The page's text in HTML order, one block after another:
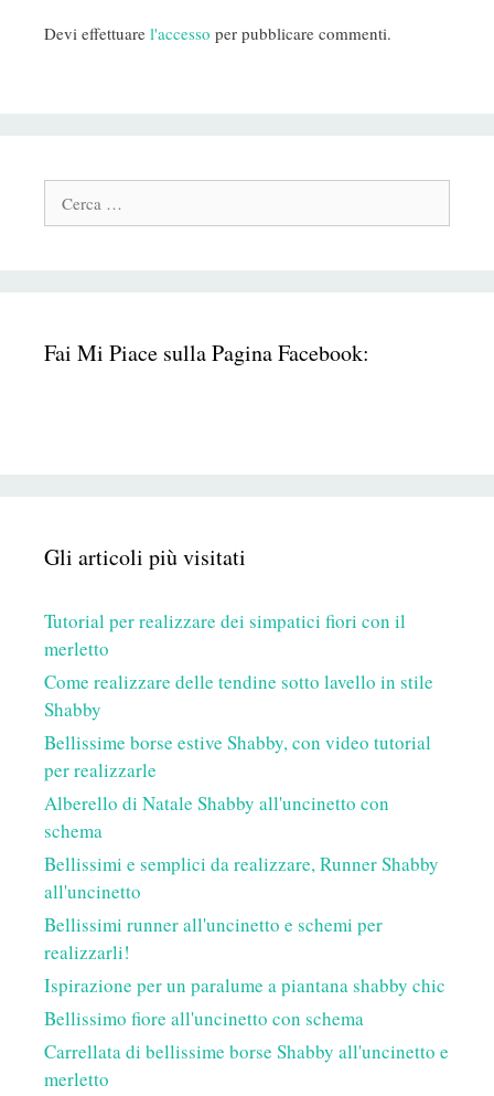
Devi effettuare l'accesso per pubblicare commenti.
Cerca:
Fai Mi Piace sulla Pagina Facebook:
Gli articoli più visitati
Tutorial per realizzare dei simpatici fiori con il
merletto
Come realizzare delle tendine sotto lavello in stile
Shabby
Bellissime borse estive Shabby, con video tutorial
per realizzarle
Alberello di Natale Shabby all'uncinetto con
schema
Bellissimi e semplici da realizzare, Runner Shabby
all'uncinetto
Bellissimi runner all'uncinetto e schemi per
realizzarli!
Ispirazione per un paralume a piantana shabby chic
Bellissimo fiore all'uncinetto con schema
Carrellata di bellissime borse Shabby all'uncinetto e
merletto